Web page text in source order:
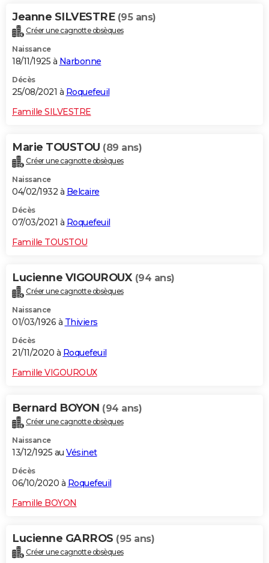
Jeanne SILVESTRE (95 ans)
Créer une cagnotte obsèques
Naissance
18/11/1925 à Narbonne
Décès
25/08/2021 à Roquefeuil
Famille SILVESTRE
Marie TOUSTOU (89 ans)
Créer une cagnotte obsèques
Naissance
04/02/1932 à Belcaire
Décès
07/03/2021 à Roquefeuil
Famille TOUSTOU
Lucienne VIGOUROUX (94 ans)
Créer une cagnotte obsèques
Naissance
01/03/1926 à Thiviers
Décès
21/11/2020 à Roquefeuil
Famille VIGOUROUX
Bernard BOYON (94 ans)
Créer une cagnotte obsèques
Naissance
13/12/1925 au Vésinet
Décès
06/10/2020 à Roquefeuil
Famille BOYON
Lucienne GARROS (95 ans)
Créer une cagnotte obsèques